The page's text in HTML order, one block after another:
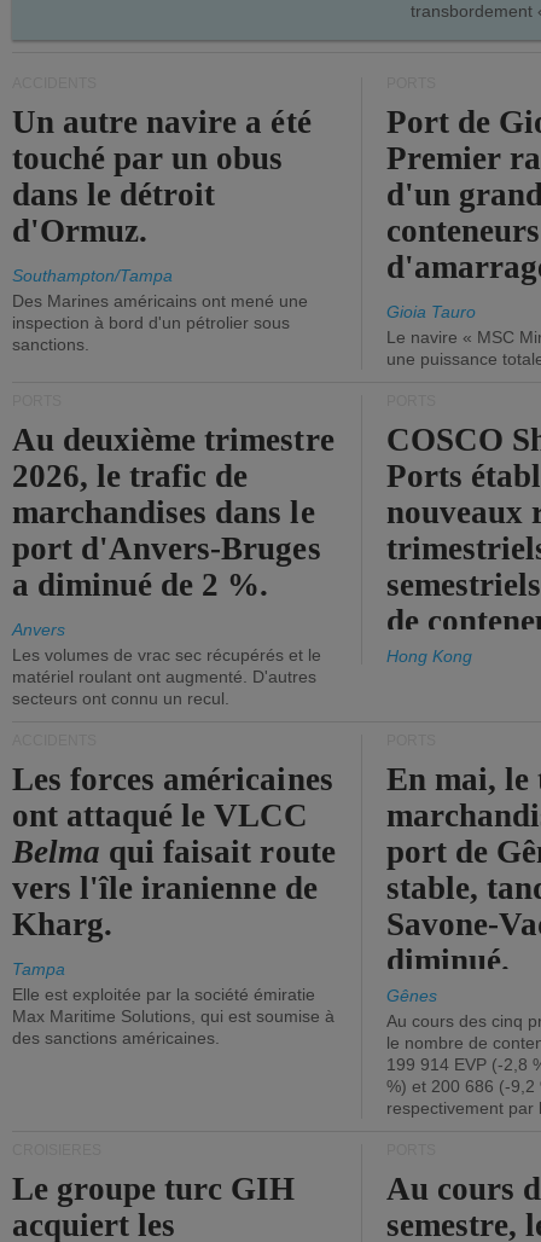
transbordement
Un autre navire a été
touché par un obus
dans le détroit
d'Ormuz.
Southampton/Tampa
Des Marines américains ont mené une
inspection à bord d'un pétrolier sous
sanctions.
Port de
Premier
d'un
Gioia Tauro
Le navire « MSC
une puissance
Au deuxième trimestre
2026, le trafic de
marchandises dans le
port d'Anvers-Bruges
a diminué de 2 %.
Anvers
Les volumes de vrac sec récupérés et le
matériel roulant ont augmenté. D'autres
secteurs ont connu un recul.
COSCO
Ports
nouveaux
de
Hong Kong
Les forces américaines
ont attaqué le VLCC
Belma qui faisait route
vers l'île iranienne de
Kharg.
Tampa
Elle est exploitée par la société émiratie
Max Maritime Solutions, qui est soumise à
des sanctions américaines.
En mai, le
port de
stable,
Savone-
diminué.
Gênes
Au cours des cinq
le nombre de
199 914 EVP (-2,8
%) et 200 686 (-9,2
respectivement par
Le groupe turc GIH
acquiert les
Au cours
semestre,